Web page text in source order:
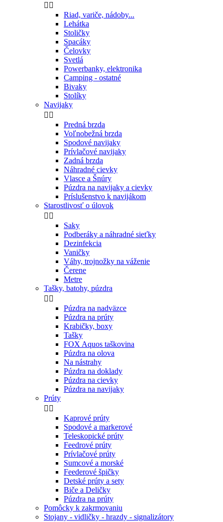
 
Riad, variče, nádoby...
Lehátka
Stoličky
Spacáky
Čelovky
Svetlá
Powerbanky, elektronika
Camping - ostatné
Bivaky
Stolíky
Navijaky
 
Predná brzda
Voľnobežná brzda
Spodové navijaky
Prívlačové navijaky
Zadná brzda
Náhradné cievky
Vlasce a Šnúry
Púzdra na navijaky a cievky
Príslušenstvo k navijákom
Starostlivosť o úlovok
 
Saky
Podberáky a náhradné sieťky
Dezinfekcia
Vaničky
Váhy, trojnožky na váženie
Čerene
Metre
Tašky, batohy, púzdra
 
Púzdra na nadväzce
Púzdra na prúty
Krabičky, boxy
Tašky
FOX Aquos taškovina
Púzdra na olova
Na nástrahy
Púzdra na doklady
Púzdra na cievky
Púzdra na navijaky
Prúty
 
Kaprové prúty
Spodové a markerové
Teleskopické prúty
Feedrové prúty
Prívlačové prúty
Sumcové a morské
Feederové špičky
Detské prúty a sety
Biče a Deličky
Púzdra na prúty
Pomôcky k zakrmovaniu
Stojany - vidličky - hrazdy - signalizátory